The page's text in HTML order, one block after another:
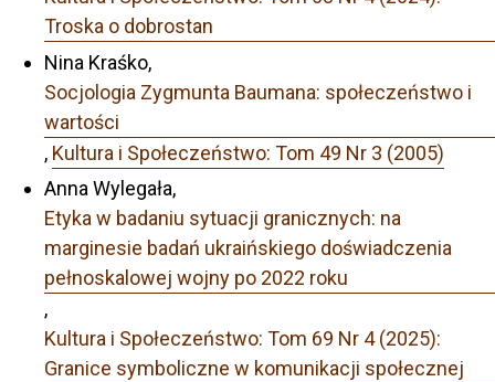
Troska o dobrostan
Nina Kraśko,
Socjologia Zygmunta Baumana: społeczeństwo i
wartości
, Kultura i Społeczeństwo: Tom 49 Nr 3 (2005)
Anna Wylegała,
Etyka w badaniu sytuacji granicznych: na
marginesie badań ukraińskiego doświadczenia
pełnoskalowej wojny po 2022 roku
,
Kultura i Społeczeństwo: Tom 69 Nr 4 (2025):
Granice symboliczne w komunikacji społecznej